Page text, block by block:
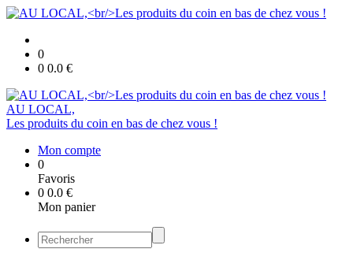
0
0 0.0 €
AU LOCAL,
Les produits du coin en bas de chez vous !
Mon compte
0
Favoris
0 0.0 €
Mon panier